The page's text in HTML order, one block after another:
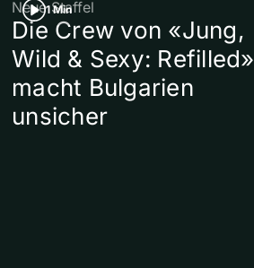
1 Min
Neue Staffel
Die Crew von «Jung,
Wild & Sexy: Refilled»
macht Bulgarien
unsicher